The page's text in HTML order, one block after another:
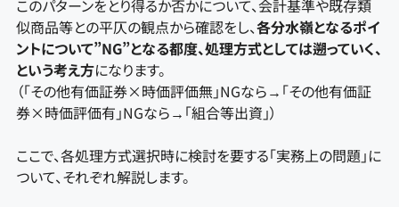
このパターンをとり得るか否かについて、会計基準や既存類
似商品等との平仄の観点から確認をし、各分水嶺となるポイ
ントについて”NG”となる都度、処理方式としては遡っていく、
という考え方になります。
（「その他有価証券×時価評価無」NGなら→「その他有価証
券×時価評価有」NGなら→「組合等出資」）
ここで、各処理方式選択時に検討を要する「実務上の問題」に
ついて、それぞれ解説します。